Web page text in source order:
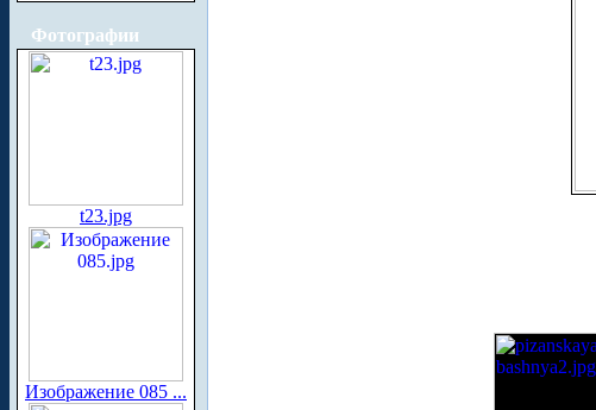
Фотографии
t23.jpg
Изображение 085 ...